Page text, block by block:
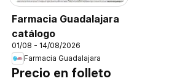
Farmacia Guadalajara
catálogo
01/08 - 14/08/2026
Farmacia Guadalajara
Precio en folleto